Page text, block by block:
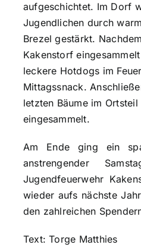
aufgeschichtet. Im Dorf
Jugendlichen durch
Brezel gestärkt.
Kakenstorf
leckere Hotdogs im
Mittagssnack.
letzten Bäume im Ortsteil
eingesammelt.
Am Ende ging ein
anstrengender
Jugendfeuerwehr
wieder aufs nächste
den zahlreichen
Text: Torge Matthies